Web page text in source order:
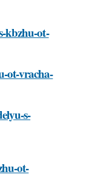
kbzhu-ot-
ot-vracha-
s-
ot-